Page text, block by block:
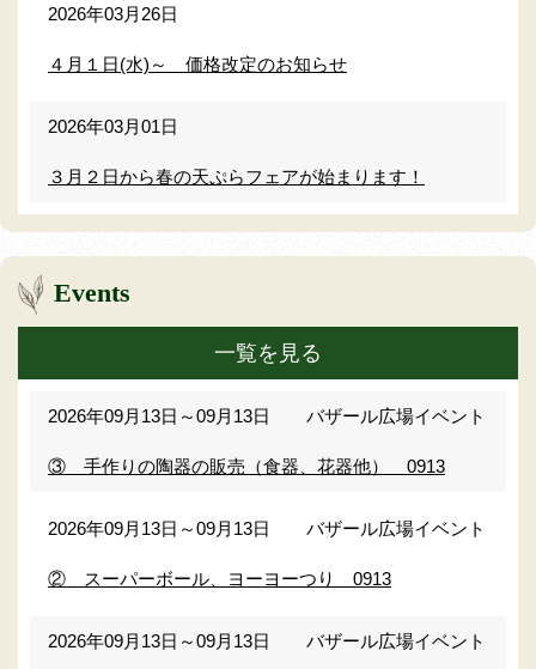
2026年03月26日
４月１日(水)～ 価格改定のお知らせ
2026年03月01日
３月２日から春の天ぷらフェアが始まります！
Events
一覧を見る
2026年09月13日 ～09月13日 バザール広場イベント
③ 手作りの陶器の販売（食器、花器他） 0913
2026年09月13日 ～09月13日 バザール広場イベント
② スーパーボール、ヨーヨーつり 0913
2026年09月13日 ～09月13日 バザール広場イベント